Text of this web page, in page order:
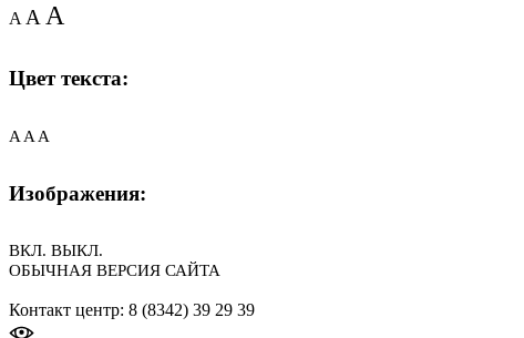
AAA
Цвет текста:
A A A
Изображения:
ВКЛ. ВЫКЛ.
ОБЫЧНАЯ ВЕРСИЯ САЙТА
Контакт центр: 8 (8342) 39 29 39